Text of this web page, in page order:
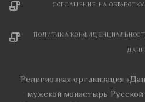
СОГЛАШЕНИЕ НА
ПОЛИТИКА
Религиозная организация
мужской монастырь